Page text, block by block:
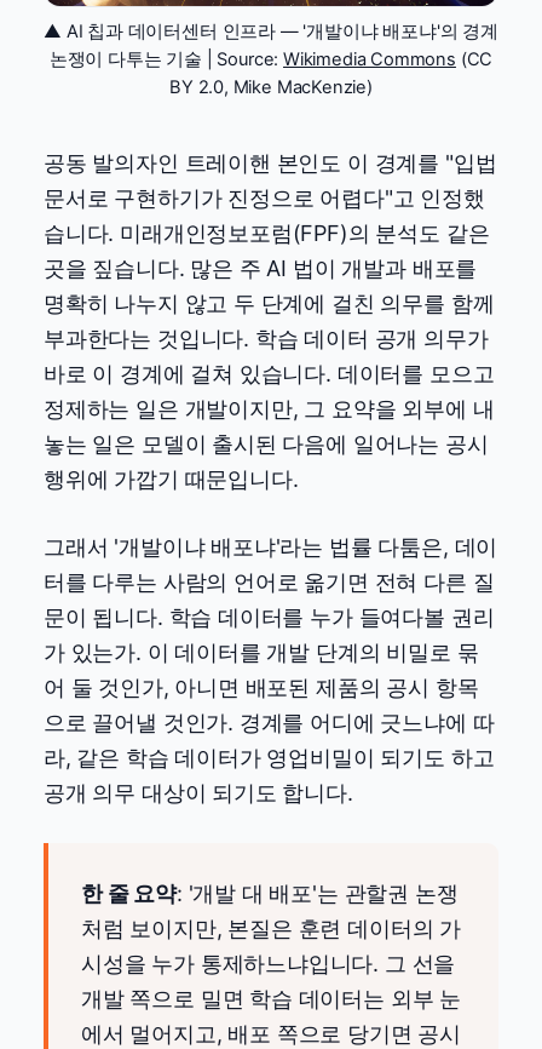
▲ AI 칩과 데이터센터 인프라 — '개발이냐 배포냐'의 경계
논쟁이 다투는 기술 | Source: Wikimedia Commons (CC
BY 2.0, Mike MacKenzie)
공동 발의자인 트레이핸 본인도 이 경계를 "입법
문서로 구현하기가 진정으로 어렵다"고 인정했
습니다. 미래개인정보포럼(FPF)의 분석도 같은
곳을 짚습니다. 많은 주 AI 법이 개발과 배포를
명확히 나누지 않고 두 단계에 걸친 의무를 함께
부과한다는 것입니다. 학습 데이터 공개 의무가
바로 이 경계에 걸쳐 있습니다. 데이터를 모으고
정제하는 일은 개발이지만, 그 요약을 외부에 내
놓는 일은 모델이 출시된 다음에 일어나는 공시
행위에 가깝기 때문입니다.
그래서 '개발이냐 배포냐'라는 법률 다툼은, 데이
터를 다루는 사람의 언어로 옮기면 전혀 다른 질
문이 됩니다. 학습 데이터를 누가 들여다볼 권리
가 있는가. 이 데이터를 개발 단계의 비밀로 묶
어 둘 것인가, 아니면 배포된 제품의 공시 항목
으로 끌어낼 것인가. 경계를 어디에 긋느냐에 따
라, 같은 학습 데이터가 영업비밀이 되기도 하고
공개 의무 대상이 되기도 합니다.
한 줄 요약: '개발 대 배포'는 관할권 논쟁
처럼 보이지만, 본질은 훈련 데이터의 가
시성을 누가 통제하느냐입니다. 그 선을
개발 쪽으로 밀면 학습 데이터는 외부 눈
에서 멀어지고, 배포 쪽으로 당기면 공시